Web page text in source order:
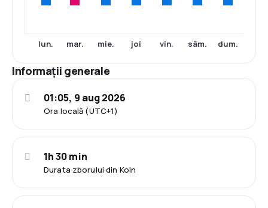
lun. mar. mie. joi vin. sâm. dum.
Informații generale
Ora locală (UTC+1)
01:05, 9 aug 2026
Durata zborului din Koln
1h 30 min